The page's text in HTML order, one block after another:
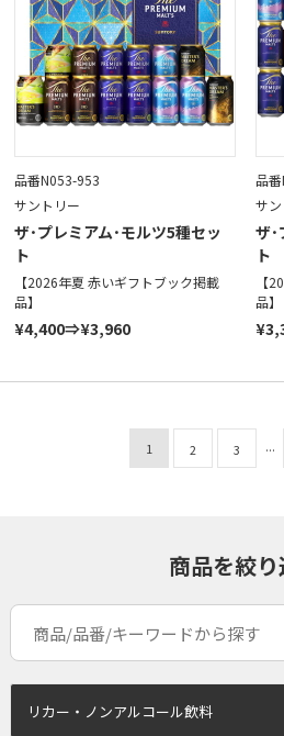
品番N053-953
サントリー
ザ･プレミアム･モルツ5種セッ
ト
【2026年夏 赤いギフトブック掲載
品】
¥4,400⇒¥3,960
品
サ
ザ･
ト
【
品】
1 2 3 ...
商品を絞
リカー・ノンアルコール飲料